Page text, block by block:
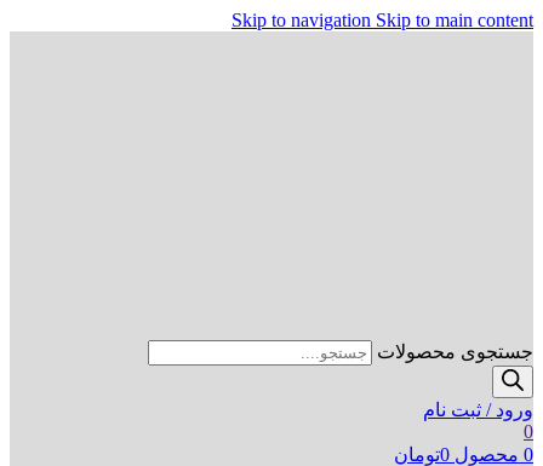
Skip to navigation Skip to main content
جستجوی محصولات
ورود / ثبت نام
0
0 محصول 0تومان